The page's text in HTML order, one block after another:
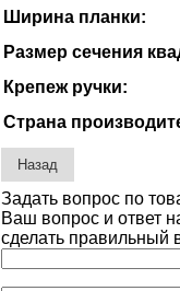
Ширина планки:
Размер сечения
Крепеж ручки:
Страна
Задать вопрос по
Ваш вопрос и ответ
сделать правильный